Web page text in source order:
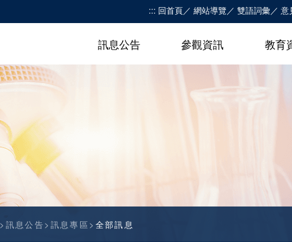
::: 回首頁 網站導覽 雙語詞彙 意
訊息公告 參觀資訊 教育
訊息公告 訊息專區 全部訊息